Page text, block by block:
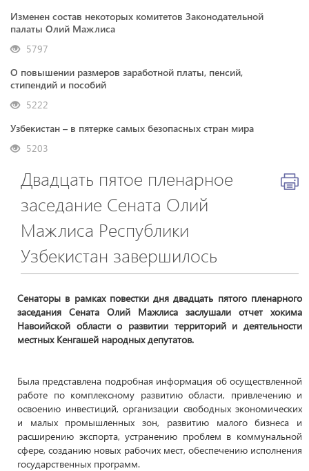
Изменен состав некоторых комитетов Законодательной
палаты Олий Мажлиса
5797
О повышении размеров заработной платы, пенсий,
стипендий и пособий
5222
Узбекистан – в пятерке самых безопасных стран мира
5203
Двадцать пятое пленарное
заседание Сената Олий
Мажлиса Республики
Узбекистан завершилось
Сенаторы в рамках повестки дня двадцать пятого пленарного
заседания Сената Олий Мажлиса заслушали отчет хокима
Навоийской области о развитии территорий и деятельности
местных Кенгашей народных депутатов.
Была представлена подробная информация об осуществленной
работе по комплексному развитию области, привлечению и
освоению инвестиций, организации свободных экономических
и малых промышленных зон, развитию малого бизнеса и
расширению экспорта, устранению проблем в коммунальной
сфере, созданию новых рабочих мест, обеспечению исполнения
государственных программ.